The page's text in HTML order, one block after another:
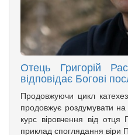
Отець Григорій
відповідає Богові
Продовжуючи цикл
продовжує роздумувати
курс віровчення від отця
приклад споглядання віри